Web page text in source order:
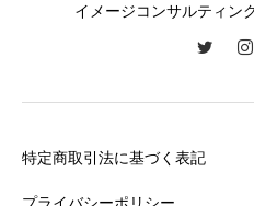
イメージコンサルティ
特定商取引法に基づく表記